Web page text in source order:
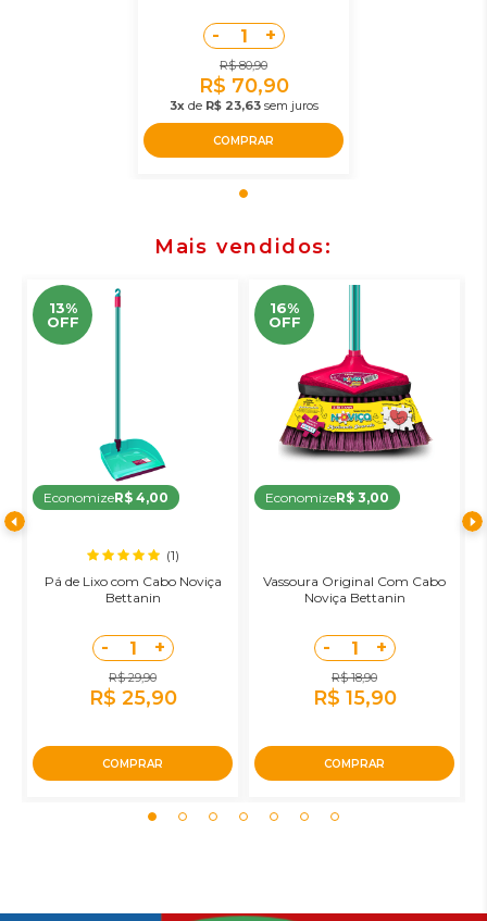
- 1 +
R$ 80,90
R$ 70,90
3xde R$ 23,63sem juros
COMPRAR
Mais vendidos
13%
OFF
EconomizeR$ 4,00
(1)
Pá de Lixo com Cabo Noviça
Bettanin
- 1 +
R$ 29,90
R$ 25,90
COMPRAR
16%
OFF
EconomizeR$ 3,00
Vassoura Original Com Cabo
Noviça Bettanin
- 1 +
R$ 18,90
R$ 15,90
COMPRAR